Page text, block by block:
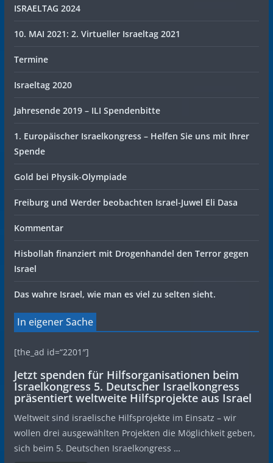
ISRAELTAG 2024
10. MAI 2021: 2. Virtueller Israeltag 2021
Termine
Israeltag 2020
Jahresende 2019 – ILI Spendenbitte
1. Europäischer Israelkongress – Helfen Sie uns mit Ihrer
Spende
Gold bei Physik-Olympiade
Freiburg und Werder beobachten Israel-Juwel Eli Dasa
Kommentar
Hisbollah finanziert mit Drogenhandel den Terror gegen
Israel
Das wahre Israel, wie man es viel zu selten sieht.
In eigener Sache
[the_ad id=“2201″]
Jetzt spenden für Hilfsorganisationen beim
Israelkongress 5. Deutscher Israelkongress
präsentiert weltweite Hilfsprojekte aus Israel
Weltweit sind israelische Hilfsprojekte im Einsatz – wir
wollen drei ausgewählten Projekten die Möglichkeit geben,
sich beim 5. Deutschen Israelkongress …